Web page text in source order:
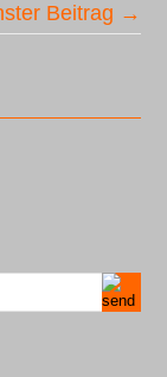
Beitrag →